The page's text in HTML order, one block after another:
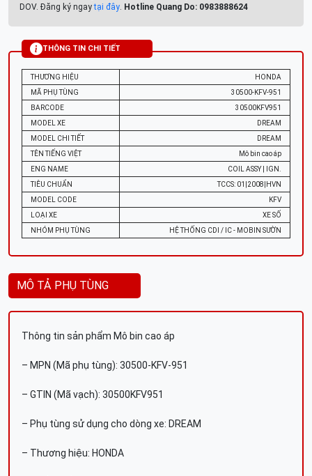
DOV. Đăng ký ngaytại đây. Hotline Quang Do: 0983888624
THÔNG TIN CHI TIẾT
THƯƠNG HIỆU
HONDA
MÃ PHỤ TÙNG
30500-KFV-951
BARCODE
30500KFV951
MODEL XE
DREAM
MODEL CHI TIẾT
DREAM
TÊN TIẾNG VIỆT
Mô bin cao áp
ENG NAME
COIL ASSY | IGN.
TIÊU CHUẨN
TCCS: 01|2008|HVN
MODEL CODE
KFV
LOẠI XE
XE SỐ
NHÓM PHỤ TÙNG
HỆ THỐNG CDI / IC - MOBIN SƯỜN
MÔ TẢ PHỤ TÙNG
Thông tin sản phẩm Mô bin cao áp
– MPN (Mã phụ tùng): 30500-KFV-951
– GTIN (Mã vạch): 30500KFV951
– Phụ tùng sử dụng cho dòng xe: DREAM
– Thương hiệu: HONDA